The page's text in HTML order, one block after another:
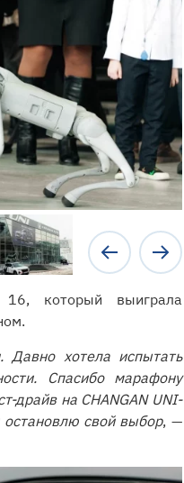
который выиграла
хотела испытать
Спасибо марафону
драйв на CHANGAN UNI-
свой выбор, —